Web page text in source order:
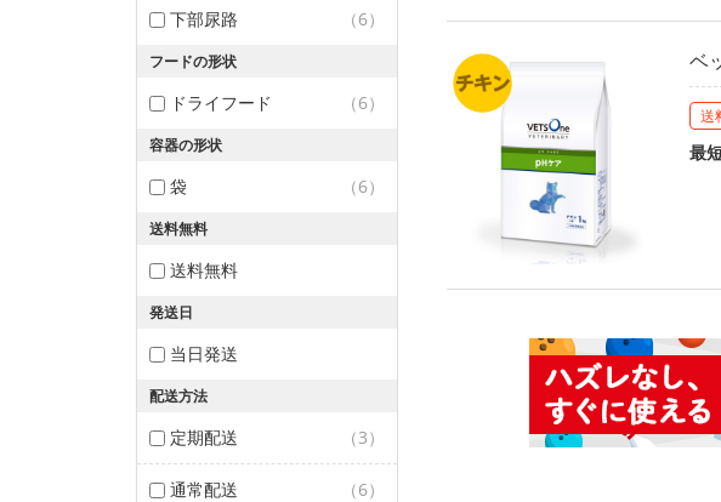
下部尿路 （6）
フードの形状
ドライフード （6）
容器の形状
袋 （6）
送料無料
送料無料
発送日
当日発送
配送方法
定期配送 （3）
通常配送 （6）
ベ
送
最